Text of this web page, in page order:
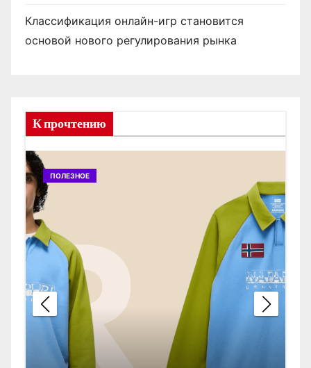
Классификация онлайн-игр становится
основой нового регулирования рынка
К прочтению
ПОЛЕЗНОЕ